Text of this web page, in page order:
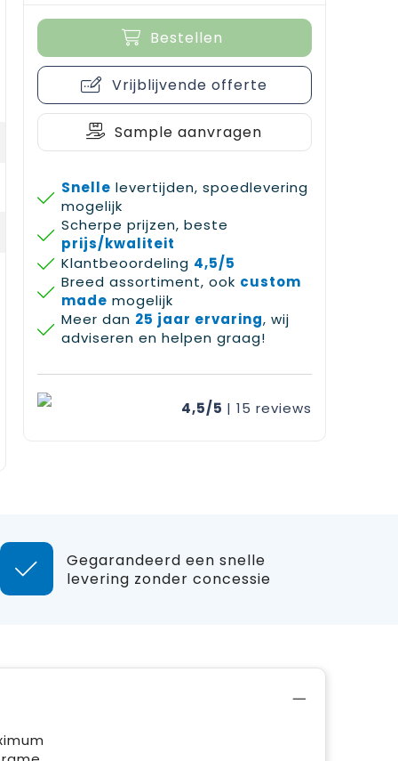
Bestellen
Vrijblijvende offerte
Sample aanvragen
Snelle levertijden, spoedlevering
mogelijk
Scherpe prijzen, beste
prijs/kwaliteit
Klantbeoordeling 4,5/5
Breed assortiment, ook custom
made mogelijk
Meer dan 25 jaar ervaring, wij
adviseren en helpen graag!
4,5/5 | 15 reviews
Gegarandeerd een snelle
levering zonder concessie